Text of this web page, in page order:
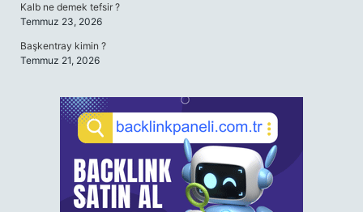
Kalb ne demek tefsir ?
Temmuz 23, 2026
Başkentray kimin ?
Temmuz 21, 2026